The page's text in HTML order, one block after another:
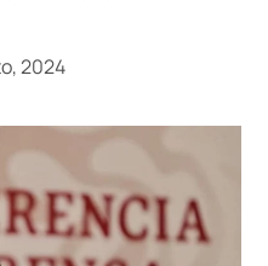
2024